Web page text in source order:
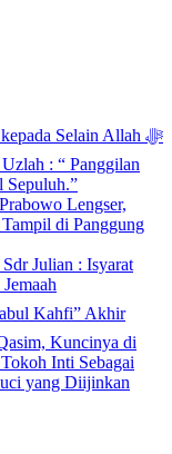
Isyarat Dilarang Menundukkan Badan kepada Selain Allah ﷻ
: “ Panggilan
Sepuluh.”
Lengser,
di Panggung
Julian : Isyarat
Kuncinya di
Inti Sebagai
yang Diijinkan